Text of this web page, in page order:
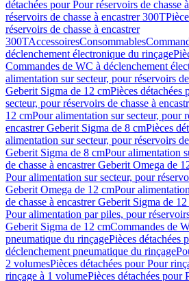
détachées pour Pour réservoirs de chasse
réservoirs de chasse à encastrer 300T
réservoirs de chasse à encastrer
300TAccessoiresConsommables
déclenchement électronique du rinçage
Commandes de WC à déclenchement
alimentation sur secteur, pour réservoirs
Geberit Sigma de 12 cmPièces détachées
secteur, pour réservoirs de chasse à
12 cmPour alimentation sur secteur, pour
encastrer Geberit Sigma de 8 cmPièces
alimentation sur secteur, pour réservoirs
Geberit Sigma de 8 cmPour alimentation
de chasse à encastrer Geberit Omega de
Pour alimentation sur secteur, pour
Geberit Omega de 12 cmPour
de chasse à encastrer Geberit Sigma de
Pour alimentation par piles, pour
Geberit Sigma de 12 cmCommandes de
pneumatique du rinçagePièces détachées
déclenchement pneumatique du rinçage
2 volumesPièces détachées pour Pour
rinçage à 1 volumePièces détachées pour